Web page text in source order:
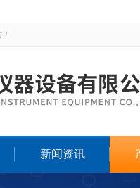
新闻资讯